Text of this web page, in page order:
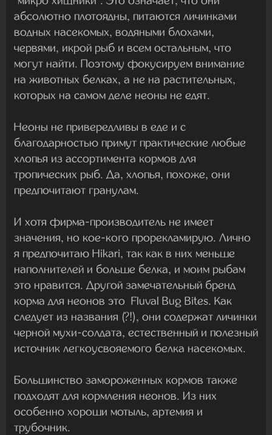
абсолютно плотоядны, питаются личинками
водных насекомых, водяными блохами,
червями, икрой рыб и всем остальным, что
могут найти. Поэтому фокусируем внимание
на животных белках, а не на растительных,
которых на самом деле неоны не едят.
Неоны не привередливы в еде и с
благодарностью примут практические любые
хлопья из ассортимента кормов для
тропических рыб. Да, хлопья, похоже, они
предпочитают гранулам.
И хотя фирма-производитель не имеет
значения, но кое-кого прорекламирую. Лично
я предпочитаю Hikari, так как в них меньше
наполнителей и больше белка, и моим рыбам
это нравится. Другой замечательный бренд
корма для неонов это Fluval Bug Bites. Как
следует из названия (?!), они содержат личинки
черной мухи-солдата, естественный и полезный
источник легкоусвояемого белка насекомых.
Большинство замороженных кормов также
подходят для кормления неонов. Из них
особенно хороши мотыль, артемия и
трубочник.